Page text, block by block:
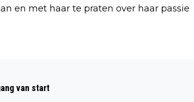
en met haar te praten over haar passie
van start